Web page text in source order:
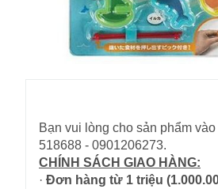
Bạn vui lòng cho sản phẩm
518688 - 0901206273.
CHÍNH SÁCH GIAO HÀNG:
· Đơn hàng từ 1 triệu